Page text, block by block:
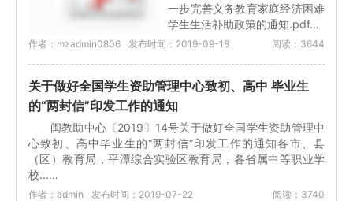
一步完善义务教育家庭经济困难
学生生活补助政策的通知.pdf…
作者：mzadmin0806 发布时间：2019-09-18 阅读：3644
关于做好全国学生资助管理中心致初、高中 毕业生
的“两封信”印发工作的通知
闽教助中心〔2019〕14号关于做好全国学生资助管理中
心致初、高中毕业生的“两封信”印发工作的通知各市、县
（区）教育局，平潭综合实验区教育局，各省属中等职业学
校...…
作者：admin 发布时间：2019-07-22 阅读：3740